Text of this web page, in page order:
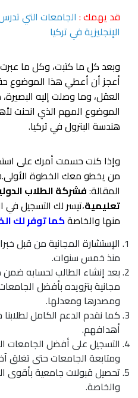
قد يهمك : الجامعات التي
الإنجليزية في تركيا
وبعد كل ما كتبت، وكل ما
أعجز أن أعطي هذا الموضوع
العقل، وما وصلت إليه
الموضوع المهم الذي انحنت
هندسة البترول في تركيا.
وإذا كنت حسمت أمرك على
من يخطو معك الخطوة
المقالة:فشركة الطلاب
تعليمية،تيسر لك التسجيل في
منها والخاصةكما توفر لك
الإستشارة المجانية من قبل
منذ خمس سنوات.
بعد إنشاء الطالب لحسابه
مجانية بتزويده بأفضل
ومصدرها ومعدلها.
كما نقدم الدعم الكامل
أهدافهم.
التسجيل على أفضل الجامعات
ومتابعة الجامعات حتى تغلق
تحصيل قبولات جامعية بأقوى
والخاصة.